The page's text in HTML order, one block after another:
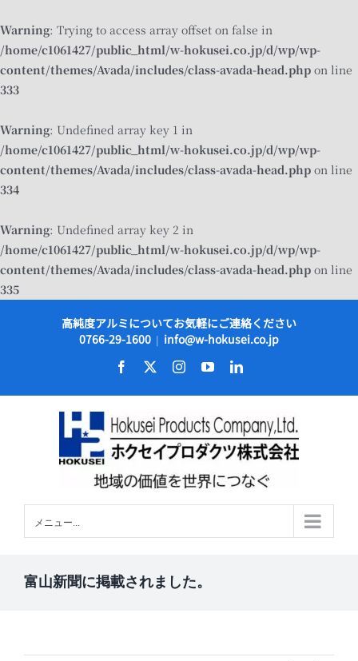
Warning: Trying to access array offset on false in
/home/c1061427/public_html/w-hokusei.co.jp/d/wp/wp-
content/themes/Avada/includes/class-avada-head.php on line
333
Warning: Undefined array key 1 in
/home/c1061427/public_html/w-hokusei.co.jp/d/wp/wp-
content/themes/Avada/includes/class-avada-head.php on line
334
Warning: Undefined array key 2 in
/home/c1061427/public_html/w-hokusei.co.jp/d/wp/wp-
content/themes/Avada/includes/class-avada-head.php on line
335
高純度アルミについてお気軽にご連絡ください
0766-29-1600 | info@w-hokusei.co.jp
Facebook InstagramYouTubeLinkedIn
メニュー...
富山新聞に掲載されました。